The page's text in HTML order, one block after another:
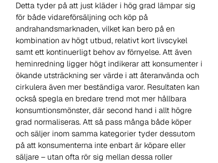
Detta tyder på att just kläder i hög grad lämpar sig
för både vidareförsäljning och köp på
andrahandsmarknaden, vilket kan bero på en
kombination av högt utbud, relativt kort livscykel
samt ett kontinuerligt behov av förnyelse. Att även
heminredning ligger högt indikerar att konsumenter i
ökande utsträckning ser värde i att återanvända och
cirkulera även mer beständiga varor. Resultaten kan
också spegla en bredare trend mot mer hållbara
konsumtionsmönster, där second hand i allt högre
grad normaliseras. Att så pass många både köper
och säljer inom samma kategorier tyder dessutom
på att konsumenterna inte enbart är köpare eller
säljare – utan ofta rör sig mellan dessa roller